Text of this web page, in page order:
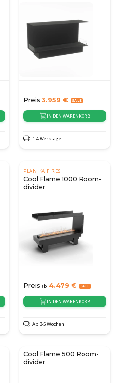
Preis 3.959 €
IN DEN WARENKORB
1-4 Werktage
PLANIKA FIRES
Cool Flame 1000 Room-
divider
Preis ab 4.479 €
IN DEN WARENKORB
Ab 3-5 Wochen
Cool Flame 500 Room-
divider